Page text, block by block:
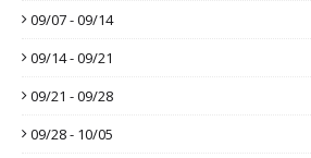
09/07 - 09/14
09/14 - 09/21
09/21 - 09/28
09/28 - 10/05